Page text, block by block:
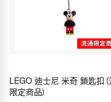
LEGO 迪士尼 米奇 鎖匙扣（
限定商品）